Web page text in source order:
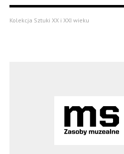
Kolekcja Sztuki XX i XXI wieku